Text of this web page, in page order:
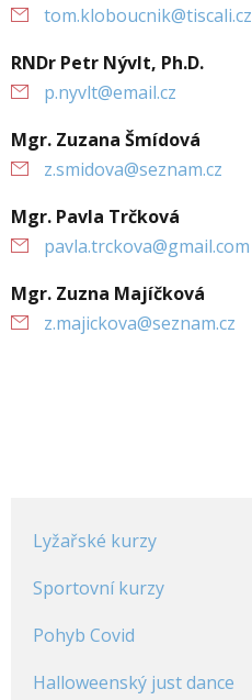
tom.kloboucnik@tiscali.cz
RNDr Petr Nývlt, Ph.D.
p.nyvlt@email.cz
Mgr. Zuzana Šmídová
z.smidova@seznam.cz
Mgr. Pavla Trčková
pavla.trckova@gmail.com
Mgr. Zuzna Majíčková
z.majickova@seznam.cz
Lyžařské kurzy
Sportovní kurzy
Pohyb Covid
Halloweenský just dance